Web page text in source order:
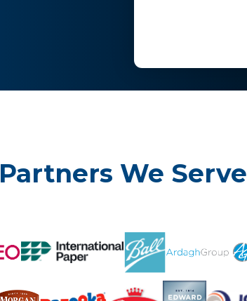
Partners We Serve